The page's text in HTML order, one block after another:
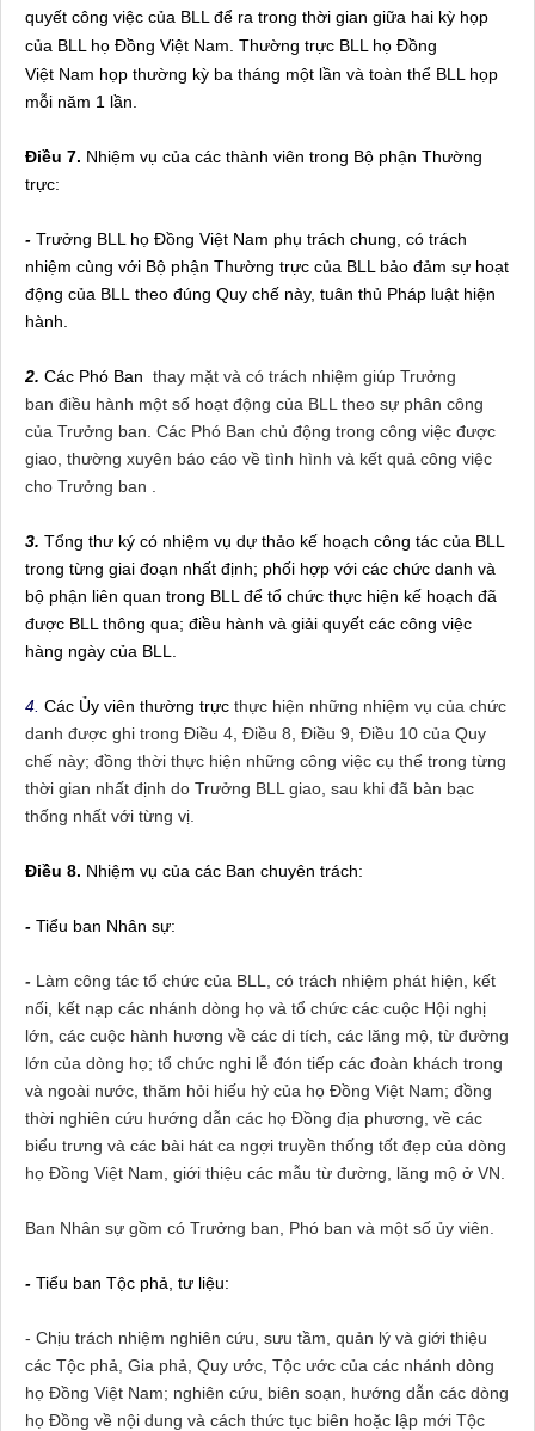
quyết công việc của BLL để ra trong thời gian giữa hai kỳ họp
của BLL họ Đồng Việt Nam . Thường trực BLL họ Đồng
Việt Nam họp thường kỳ ba tháng một lần và toàn thể BLL họp
mỗi năm 1 lần.
Điều 7. Nhiệm vụ của các thành viên trong Bộ phận Thường
trực:
- Trưởng BLL họ Đồng Việt Nam phụ trách chung, có trách
nhiệm cùng với Bộ phận Thường trực của BLL bảo đảm sự hoạt
động của BLL theo đúng Quy chế này, tuân thủ Pháp luật hiện
hành.
2. Các Phó Ban thay mặt và có trách nhiệm giúp Trưởng
ban điều hành một số hoạt động của BLL theo sự phân công
của Trưởng ban. Các Phó Ban chủ động trong công việc được
giao, thường xuyên báo cáo về tình hình và kết quả công việc
cho Trưởng ban .
3. Tổng thư ký có nhiệm vụ dự thảo kế hoạch công tác của BLL
trong từng giai đoạn nhất định; phối hợp với các chức danh và
bộ phận liên quan trong BLL để tổ chức thực hiện kế hoạch đã
được BLL thông qua; điều hành và giải quyết các công việc
hàng ngày của BLL.
4. Các Ủy viên thường trực thực hiện những nhiệm vụ của chức
danh được ghi trong Điều 4, Điều 8, Điều 9, Điều 10 của Quy
chế này; đồng thời thực hiện những công việc cụ thể trong từng
thời gian nhất định do Trưởng BLL giao, sau khi đã bàn bạc
thống nhất với từng vị.
Điều 8. Nhiệm vụ của các Ban chuyên trách:
- Tiểu ban Nhân sự:
- Làm công tác tổ chức của BLL, có trách nhiệm phát hiện, kết
nối, kết nạp các nhánh dòng họ và tổ chức các cuộc Hội nghị
lớn, các cuộc hành hương về các di tích, các lăng mộ, từ đường
lớn của dòng họ; tổ chức nghi lễ đón tiếp các đoàn khách trong
và ngoài nước, thăm hỏi hiếu hỷ của họ Đồng Việt Nam; đồng
thời nghiên cứu hướng dẫn các họ Đồng địa phương, về các
biểu trưng và các bài hát ca ngợi truyền thống tốt đẹp của dòng
họ Đồng Việt Nam, giới thiệu các mẫu từ đường, lăng mộ ở VN.
Ban Nhân sự gồm có Trưởng ban, Phó ban và một số ủy viên.
- Tiểu ban Tộc phả, tư liệu:
- Chịu trách nhiệm nghiên cứu, sưu tầm, quản lý và giới thiệu
các Tộc phả, Gia phả, Quy ước, Tộc ước của các nhánh dòng
họ Đồng Việt Nam; nghiên cứu, biên soạn, hướng dẫn các dòng
họ Đồng về nội dung và cách thức tục biên hoặc lập mới Tộc